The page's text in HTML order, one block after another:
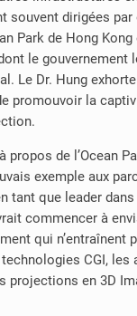
souvent dirigées
Park de Hong
le gouvernement
Le Dr. Hung
promouvoir la
propos de l’Ocean
exemple aux
tant que leader
commencer à
qui n’entraînent
CGI, les
projections en 3D